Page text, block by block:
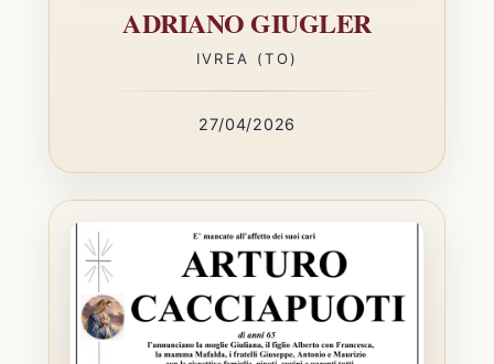
ADRIANO GIUGLER
IVREA (TO)
27/04/2026